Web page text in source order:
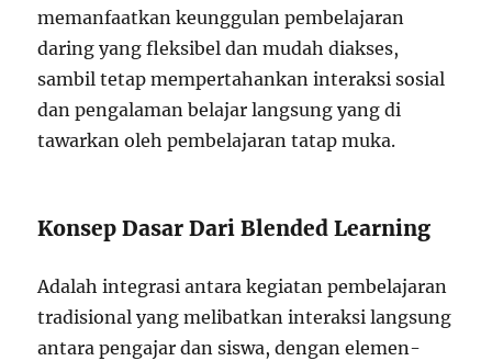
memanfaatkan keunggulan pembelajaran
daring yang fleksibel dan mudah diakses,
sambil tetap mempertahankan interaksi sosial
dan pengalaman belajar langsung yang di
tawarkan oleh pembelajaran tatap muka.
Konsep Dasar Dari Blended Learning
Adalah integrasi antara kegiatan pembelajaran
tradisional yang melibatkan interaksi langsung
antara pengajar dan siswa, dengan elemen-